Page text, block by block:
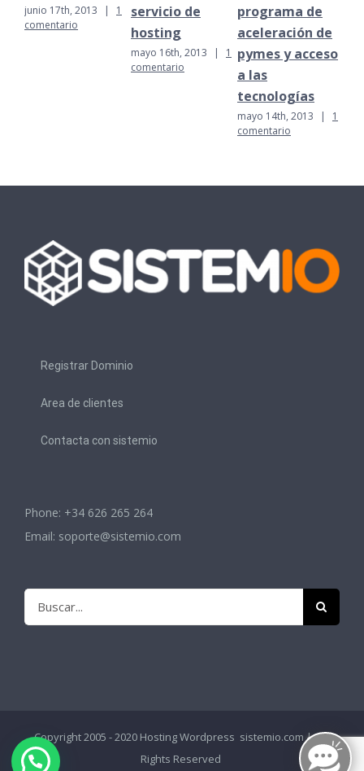
junio 17th, 2013 |
1
comentario
servicio de
hosting
mayo 16th, 2013 |
1
comentario
programa de
aceleración de
pymes y acceso
a las
tecnologías
mayo 14th, 2013 |
1
comentario
Registrar Dominio
Area de clientes
Contacta con sistemio
Phone: +34 626 265 264
Email: soporte@sistemio.com
Copyright 2005 - 2020 Hosting Wordpress sistemio.com | All
Rights Reserved